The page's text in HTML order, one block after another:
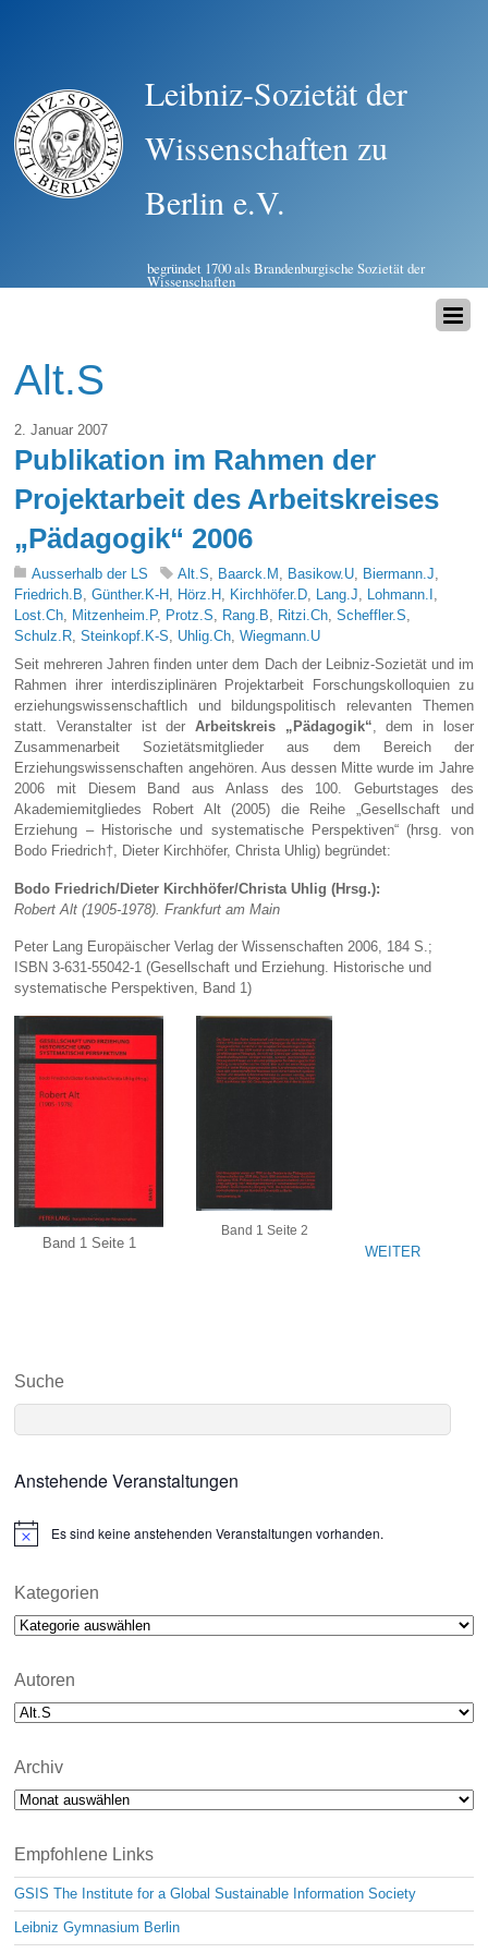
Leibniz-Sozietät der
Wissenschaften zu
Berlin e.V.
begründet 1700 als Brandenburgische Sozietät der
Wissenschaften
Alt.S
2. Januar 2007
Publikation im Rahmen der
Projektarbeit des Arbeitskreises
„Pädagogik“ 2006
Ausserhalb der LS Alt.S, Baarck.M , Basikow.U, Biermann.J,
Friedrich.B,Günther.K-H , Hörz.H , Kirchhöfer.D, Lang.J, Lohmann.I ,
Lost.Ch, Mitzenheim.P, Protz.S, Rang.B, Ritzi.Ch,Scheffler.S,
Schulz.R,Steinkopf.K-S, Uhlig.Ch,Wiegmann.U
Seit mehreren Jahren finden unter dem Dach der Leibniz-Sozietät und im
Rahmen ihrer interdisziplinären Projektarbeit Forschungskolloquien zu
erziehungswissenschaftlich und bildungspolitisch relevanten Themen
statt. Veranstalter ist der Arbeitskreis „Pädagogik“, dem in loser
Zusammenarbeit Sozietätsmitglieder aus dem Bereich der
Erziehungswissenschaften angehören. Aus dessen Mitte wurde im Jahre
2006 mit Diesem Band aus Anlass des 100. Geburtstages des
Akademiemitgliedes Robert Alt (2005) die Reihe „Gesellschaft und
Erziehung – Historische und systematische Perspektiven“ (hrsg. von
Bodo Friedrich†, Dieter Kirchhöfer, Christa Uhlig) begründet:
Bodo Friedrich/Dieter Kirchhöfer/Christa Uhlig (Hrsg.):
Robert Alt (1905-1978). Frankfurt am Main
Peter Lang Europäischer Verlag der Wissenschaften 2006, 184 S.;
ISBN 3-631-55042-1 (Gesellschaft und Erziehung. Historische und
systematische Perspektiven, Band 1)
Band 1 Seite 1
Band 1 Seite 2
WEITER
Suche
Anstehende Veranstaltungen
N
i
e
Es sind keine anstehenden Veranstaltungen vorhanden.
Kategorien
Kategorien
Autoren
Archiv
Archiv
Empfohlene Links
GSIS The Institute for a Global Sustainable Information Society
Leibniz Gymnasium Berlin